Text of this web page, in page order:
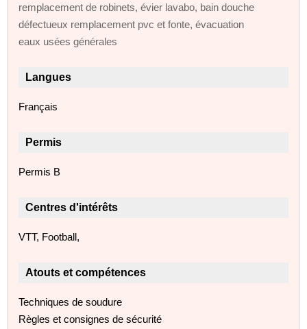
remplacement de robinets, évier lavabo, bain douche
défectueux remplacement pvc et fonte, évacuation
eaux usées générales
Langues
Français
Permis
Permis B
Centres d'intérêts
VTT, Football,
Atouts et compétences
Techniques de soudure
Règles et consignes de sécurité